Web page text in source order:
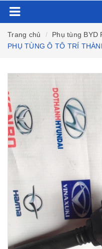
Trang chủ Phụ tùng BYD
PHỤ TÙNG Ô TÔ TRÍ